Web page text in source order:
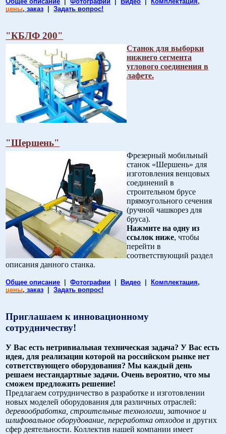
цены, заказ |Задать вопрос!
"КБЛФ 200"
Станок для выборки
нижнего сегмента
углового соединения в
лафете.
"Шершень"
Фрезерный мобильный
станок «Шершень» для
изготовления венцовых
соединений в
строительном брусе
прямоугольного сечения
(ручной чашкорез для
бруса).
Нажмите на одну из
ссылок ниже, чтобы
перейти в
соответствующий раздел
описания данного станка.
Общее описание |Фотографии Видео
Комплектация,
цены, заказ |Задать вопрос!
Приглашаем к инновационному
сотрудничеству!
У Вас есть нетривиальная техническая задача? У Вас есть
идея, для реализации которой на российском рынке нет
сответствующего оборудования? Мы каждый день
решаем нестандартные задачи. Очень вероятно, что мы
сможем предложить решение!
Предлагаем сотрудничество в разработке и изготовлении
новых моделей оборудования для различных отраслей:
деревообработка, строительные технологии, заточное и
шлифовальное оборудование, переработка отходов и других
сфер деятельности. Коллектив нашей компании имеет